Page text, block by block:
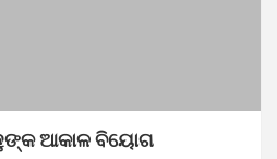
ଆକାଳ ବିୟୋଗ